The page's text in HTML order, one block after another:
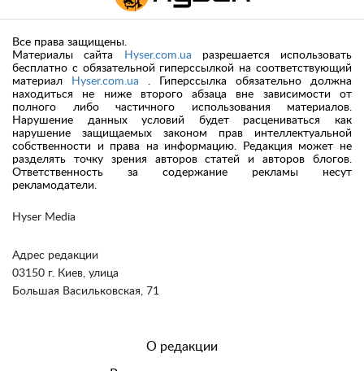
Hyser Media
Адрес редакции
03150 г. Киев, улица
Большая Васильковская, 71
Все права защищены.
Материалы сайта
Hyser.com.ua разрешается использовать
бесплатно с обязательной гиперссылкой на соответствующий
материал
Hyser.com.ua . Гиперссылка обязательно должна
находиться не ниже второго абзаца вне зависимости от
полного либо частичного использования материалов.
Нарушение данных условий будет расцениваться как
нарушение защищаемых законом прав интеллектуальной
собственности и права на информацию. Редакция может не
разделять точку зрения авторов статей и авторов блогов.
Ответственность за содержание рекламы несут
рекламодатели.
О редакции